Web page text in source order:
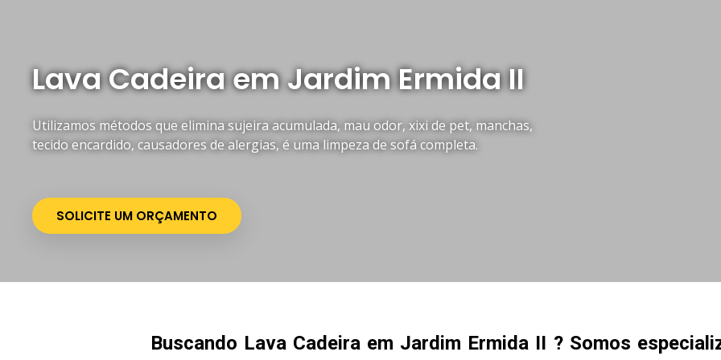
Lava Cadeira em Jardim Ermida II
Utilizamos métodos que elimina sujeira acumulada, mau odor, xixi de pet, manchas,
tecido encardido, causadores de alergias, é uma limpeza de sofá completa.
SOLICITE UM ORÇAMENTO
Buscando Lava Cadeira em Jardim Ermida II ? Somos